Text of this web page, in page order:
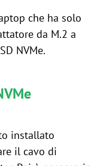
che ha solo
da M.2 a
NVMe.
installato
il cavo di